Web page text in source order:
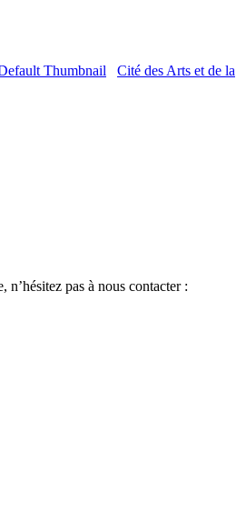
Cité des Arts et de la
pas à nous contacter :